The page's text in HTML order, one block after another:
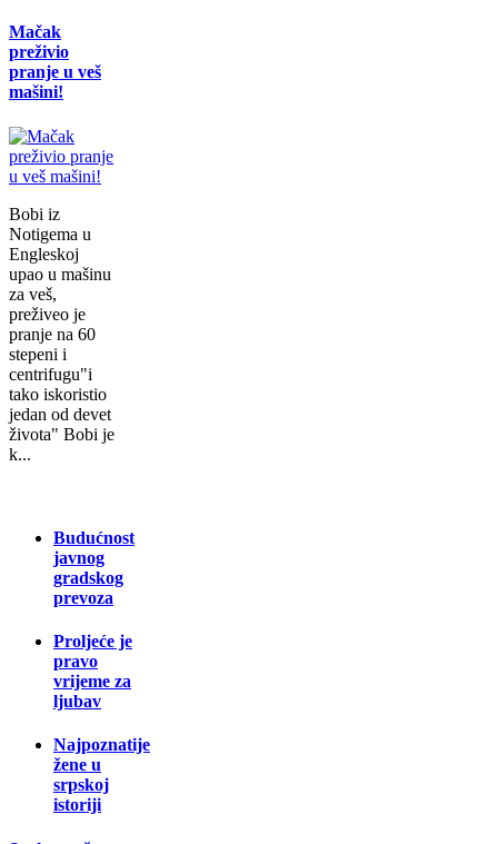
Mačak
preživio
pranje u veš
mašini!
Bobi iz
Notigema u
Engleskoj
upao u mašinu
za veš,
preživeo je
pranje na 60
stepeni i
centrifugu"i
tako iskoristio
jedan od devet
života" Bobi je
k...
Budućnost
javnog
gradskog
prevoza
Proljeće je
pravo
vrijeme za
ljubav
Najpoznatije
žene u
srpskoj
istoriji